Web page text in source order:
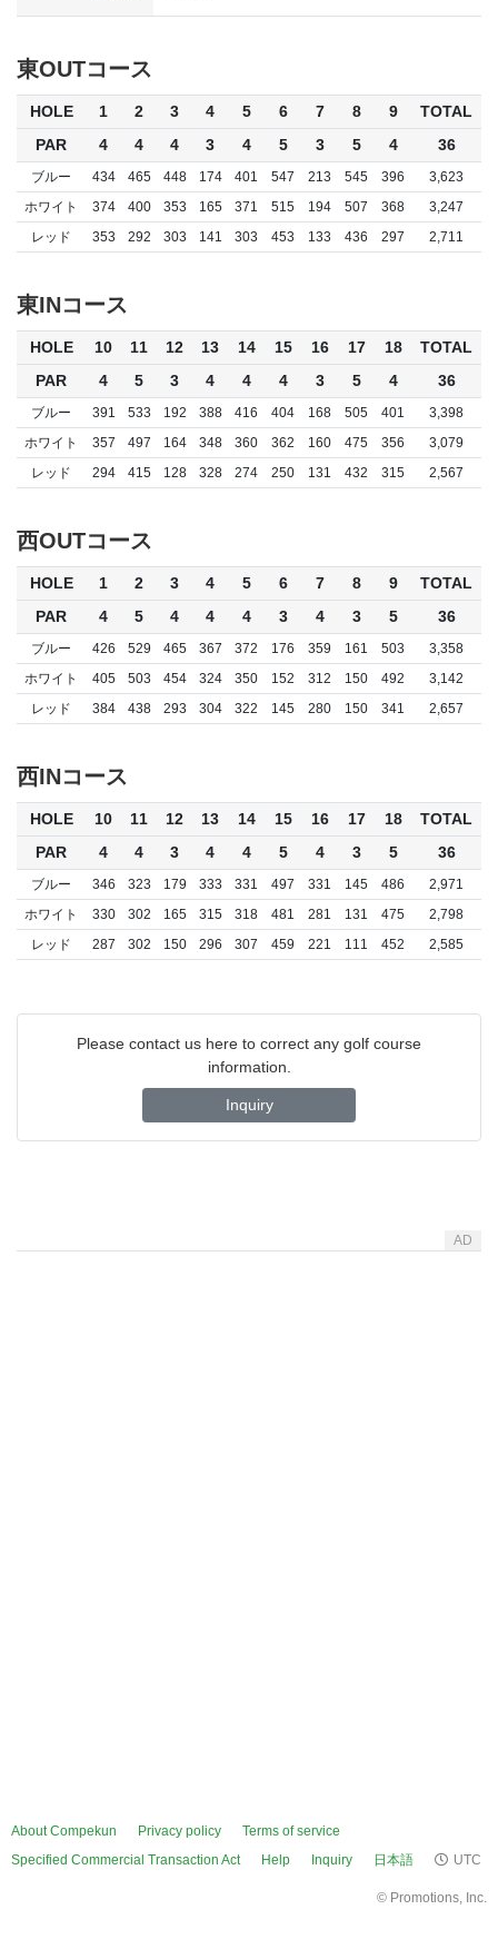
東OUTコース
HOLE 1 2 3 4 5 6 7 8 9
TOTAL
PAR
4 4 4 3 4 5 3 5 4 36
ブルー 434 465 448 174 401 547 213 545 396
3,623
ホワイト
374 400 353 165 371 515 194 507 368
3,247
レッド
353 292 303 141 303 453 133 436 297 2,711
東INコース
HOLE 10 11 12 13 14 15 16 17 18
TOTAL
PAR
4 5 3 4 4 4 3 5 4 36
ブルー 391 533 192 388 416 404 168 505 401
3,398
ホワイト
357 497 164 348 360 362 160 475 356
3,079
レッド
294 415 128 328 274 250 131 432 315 2,567
西OUTコース
HOLE 1 2 3 4 5 6 7 8 9
TOTAL
PAR
4 5 4 4 4 3 4 3 5 36
ブルー 426 529 465 367 372 176 359 161 503
3,358
ホワイト
405 503 454 324 350 152 312 150 492
3,142
レッド
384 438 293 304 322 145 280 150 341 2,657
西INコース
HOLE 10 11 12 13 14 15 16 17 18
TOTAL
PAR
4 4 3 4 4 5 4 3 5 36
ブルー 346 323 179 333 331 497 331 145 486
2,971
ホワイト
330 302 165 315 318 481 281 131 475
2,798
レッド
287 302 150 296 307 459 221 111 452 2,585
Please contact us here to correct any golf course
information.
Inquiry
AD
About Compekun Privacy policy
Terms of service
Specified Commercial Transaction Act
Help Inquiry 日本語 UTC
© Promotions, Inc.